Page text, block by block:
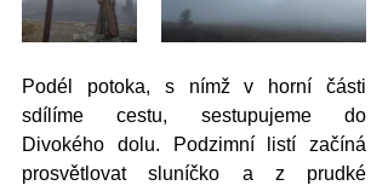
Podél potoka, s nímž v horní části
sdílíme cestu, sestupujeme do
Divokého dolu. Podzimní listí začíná
prosvětlovat sluníčko a z prudké